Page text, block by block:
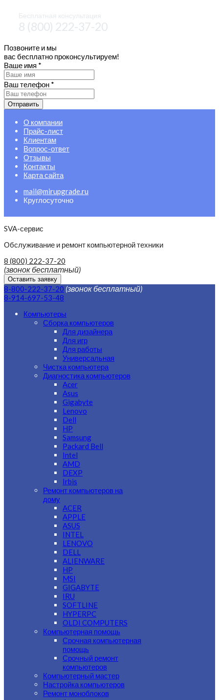
Бесплатная консультация
8 (800) 222-37-20
Позвоните и мы
вас бесплатно проконсультируем!
Ваше имя *
Ваш телефон *
Отправить
О компании
Прайс-лист
Клиентам
Вопрос-ответ
Отзывы
Контакты
Карта сайта
mail@mirupgrade.ru
Круглосуточно
SVA-сервис
Обслуживание и ремонт компьютерной техники
8 (800) 222-37-20
(звонок бесплатный)
Оставить заявку
8-800-222-37-20 (звонок бесплатный)
8-914-697-53-48
Компьютеры
Сборка компьютеров
Для дизайнера
Для игр
Для работы
Универсальная
Чистка компьютера
Диагностика компьютеров
Acer
Asus
Gigabyte
Lenovo
Dell
HP
Samsung
Packard Bell
Intel
AMD
DEXP
Irbis
Ремонт компьютеров на
дому
ACER
APPLE
ASUS
INTEL
LENOVO
DELL
ALIENWARE
HP
MSI
GIGABYTE
IRU
SOFTLINE
HYPERPC
OLDI COMPUTERS
Компьютерная помощь
Срочная компьютерная
помощь
Срочный ремонт
компьютеров
Компьютерный мастер
Настройка компьютеров
Ремонт моноблоков